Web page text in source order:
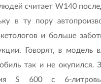
считает W140
в ту пору
и больше
Говорят, в модель
так и не окупился.
S 600 с 6-